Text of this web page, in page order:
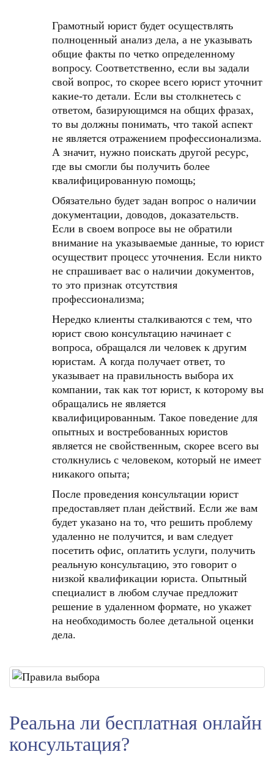
Грамотный юрист будет осуществлять
полноценный анализ дела, а не указывать
общие факты по четко определенному
вопросу. Соответственно, если вы задали
свой вопрос, то скорее всего юрист уточнит
какие-то детали. Если вы столкнетесь с
ответом, базирующимся на общих фразах,
то вы должны понимать, что такой аспект
не является отражением профессионализма.
А значит, нужно поискать другой ресурс,
где вы смогли бы получить более
квалифицированную помощь;
Обязательно будет задан вопрос о наличии
документации, доводов, доказательств.
Если в своем вопросе вы не обратили
внимание на указываемые данные, то юрист
осуществит процесс уточнения. Если никто
не спрашивает вас о наличии документов,
то это признак отсутствия
профессионализма;
Нередко клиенты сталкиваются с тем, что
юрист свою консультацию начинает с
вопроса, обращался ли человек к другим
юристам. А когда получает ответ, то
указывает на правильность выбора их
компании, так как тот юрист, к которому вы
обращались не является
квалифицированным. Такое поведение для
опытных и востребованных юристов
является не свойственным, скорее всего вы
столкнулись с человеком, который не имеет
никакого опыта;
После проведения консультации юрист
предоставляет план действий. Если же вам
будет указано на то, что решить проблему
удаленно не получится, и вам следует
посетить офис, оплатить услуги, получить
реальную консультацию, это говорит о
низкой квалификации юриста. Опытный
специалист в любом случае предложит
решение в удаленном формате, но укажет
на необходимость более детальной оценки
дела.
Реальна ли бесплатная онлайн
консультация?